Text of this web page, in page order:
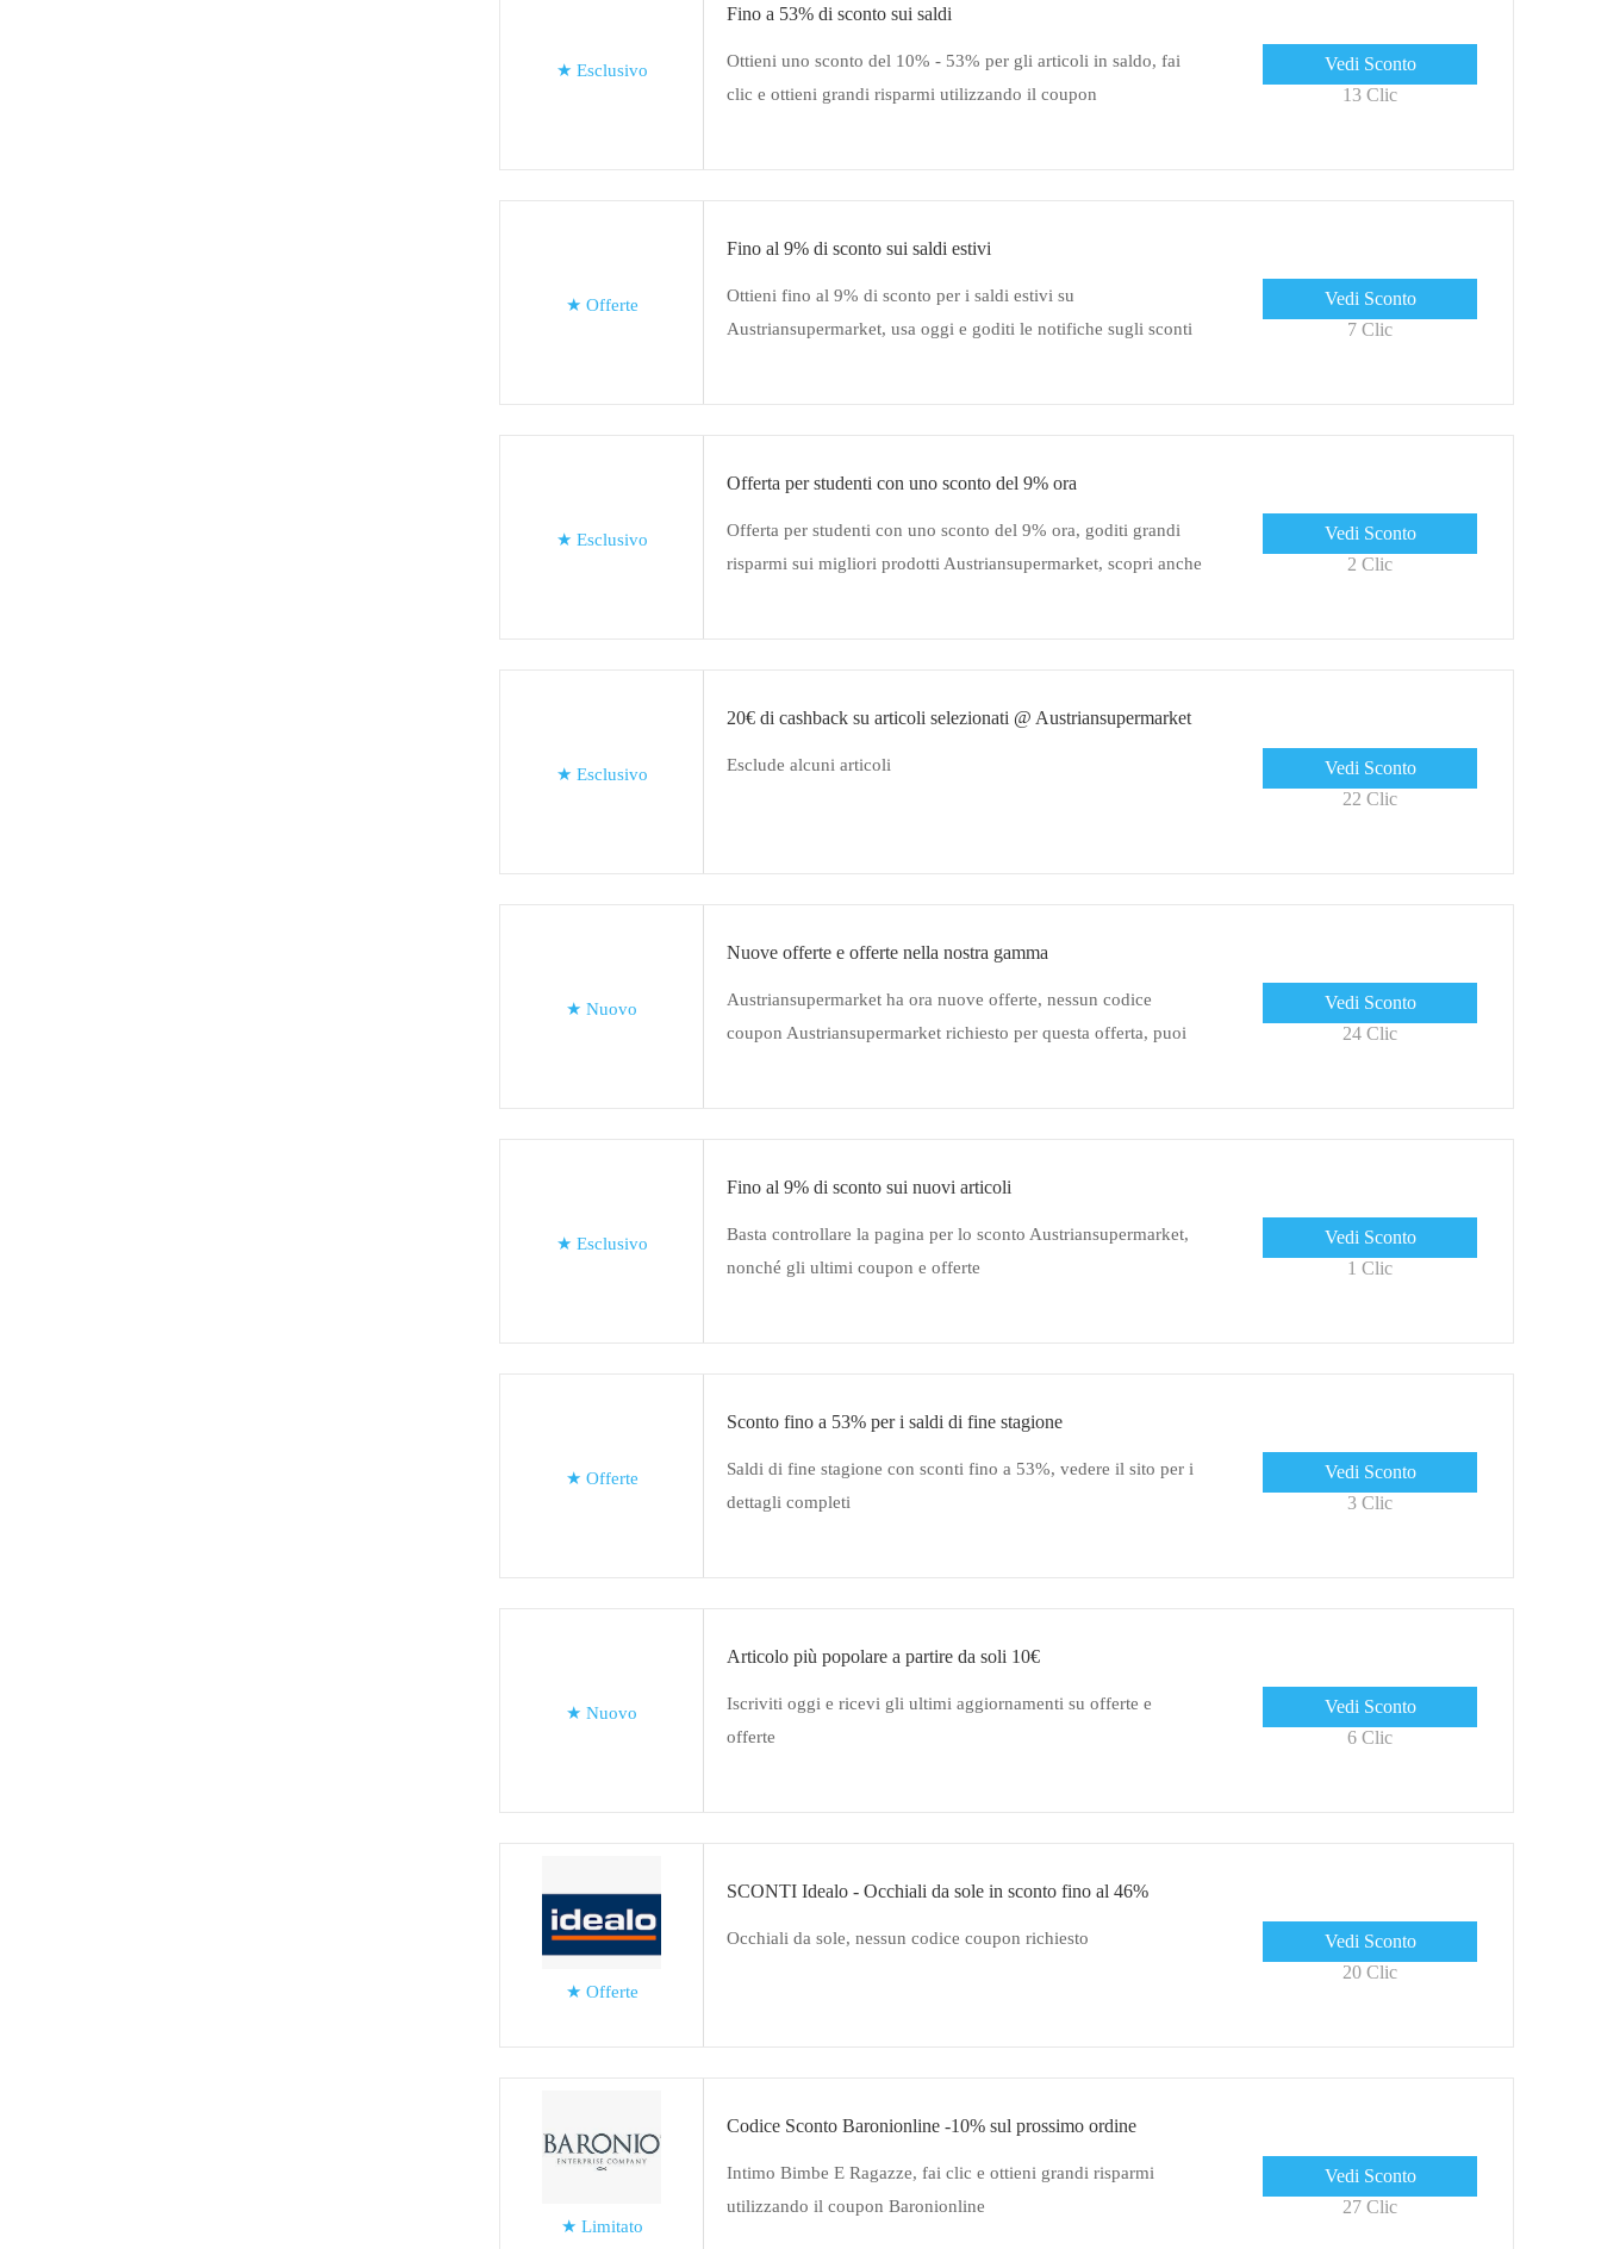
★ Esclusivo
Fino a 53% di sconto sui saldi
Ottieni uno sconto del 10% - 53% per gli articoli in saldo, fai
clic e ottieni grandi risparmi utilizzando il coupon
Vedi Sconto
13 Clic
★ Offerte
Fino al 9% di sconto sui saldi estivi
Ottieni fino al 9% di sconto per i saldi estivi su
Austriansupermarket, usa oggi e goditi le notifiche sugli sconti
Vedi Sconto
7 Clic
★ Esclusivo
Offerta per studenti con uno sconto del 9% ora
Offerta per studenti con uno sconto del 9% ora, goditi grandi
risparmi sui migliori prodotti Austriansupermarket, scopri anche
Vedi Sconto
2 Clic
★ Esclusivo
20€ di cashback su articoli selezionati @ Austriansupermarket
Esclude alcuni articoli
Vedi Sconto
22 Clic
★ Nuovo
Nuove offerte e offerte nella nostra gamma
Austriansupermarket ha ora nuove offerte, nessun codice
coupon Austriansupermarket richiesto per questa offerta, puoi
Vedi Sconto
24 Clic
★ Esclusivo
Fino al 9% di sconto sui nuovi articoli
Basta controllare la pagina per lo sconto Austriansupermarket,
nonché gli ultimi coupon e offerte
Vedi Sconto
1 Clic
★ Offerte
Sconto fino a 53% per i saldi di fine stagione
Saldi di fine stagione con sconti fino a 53%, vedere il sito per i
dettagli completi
Vedi Sconto
3 Clic
★ Nuovo
Articolo più popolare a partire da soli 10€
Iscriviti oggi e ricevi gli ultimi aggiornamenti su offerte e
offerte
Vedi Sconto
6 Clic
★ Offerte
SCONTI Idealo - Occhiali da sole in sconto fino al 46%
Occhiali da sole, nessun codice coupon richiesto
Vedi Sconto
20 Clic
★ Limitato
Codice Sconto Baronionline -10% sul prossimo ordine
Intimo Bimbe E Ragazze, fai clic e ottieni grandi risparmi
utilizzando il coupon Baronionline
Vedi Sconto
27 Clic